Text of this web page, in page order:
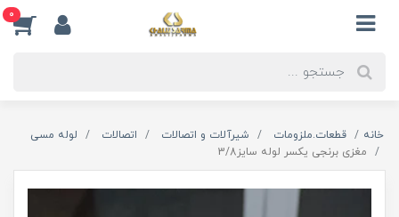
0
خانه قطعات.ملزومات شیرآلات و اتصالات اتصالات
لوله مسی
مغزی برنجی یکسر لوله سایز3/8